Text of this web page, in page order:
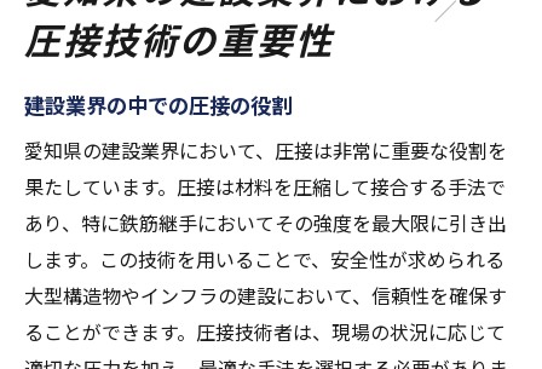
圧接技術の重要性
建設業界の中での圧接の役割
愛知県の建設業界において、圧接は非常に重要な役割を
果たしています。圧接は材料を圧縮して接合する手法で
あり、特に鉄筋継手においてその強度を最大限に引き出
します。この技術を用いることで、安全性が求められる
大型構造物やインフラの建設において、信頼性を確保す
ることができます。圧接技術者は、現場の状況に応じて